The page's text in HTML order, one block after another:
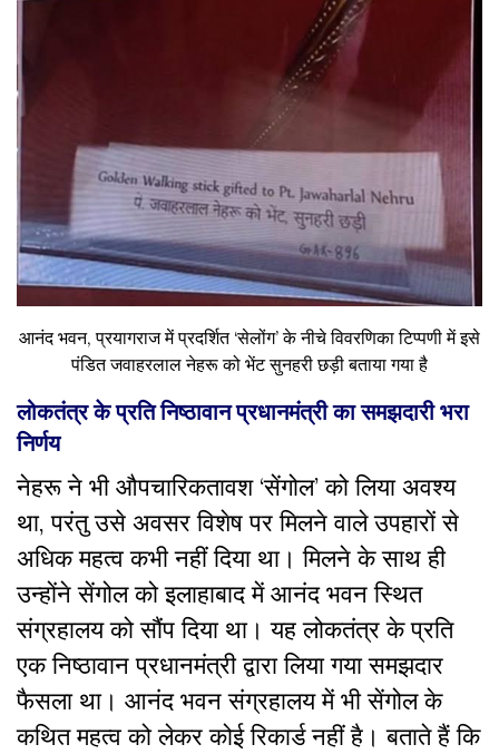
आनंद भवन, प्रयागराज में प्रदर्शित ‘सेलोंग’ के नीचे विवरणिका टिप्पणी में इसे
पंडित जवाहरलाल नेहरू को भेंट सुनहरी छड़ी बताया गया है
लोकतंत्र के प्रति निष्ठावान प्रधानमंत्री का समझदारी भरा
निर्णय
नेहरू ने भी औपचारिकतावश ‘सेंगोल’ को लिया अवश्य
था, परंतु उसे अवसर विशेष पर मिलने वाले उपहारों से
अधिक महत्व कभी नहीं दिया था। मिलने के साथ ही
उन्होंने सेंगोल को इलाहाबाद में आनंद भवन स्थित
संग्रहालय को सौंप दिया था। यह लोकतंत्र के प्रति
एक निष्ठावान प्रधानमंत्री द्वारा लिया गया समझदार
फैसला था। आनंद भवन संग्रहालय में भी सेंगोल के
कथित महत्व को लेकर कोई रिकार्ड नहीं है। बताते हैं कि